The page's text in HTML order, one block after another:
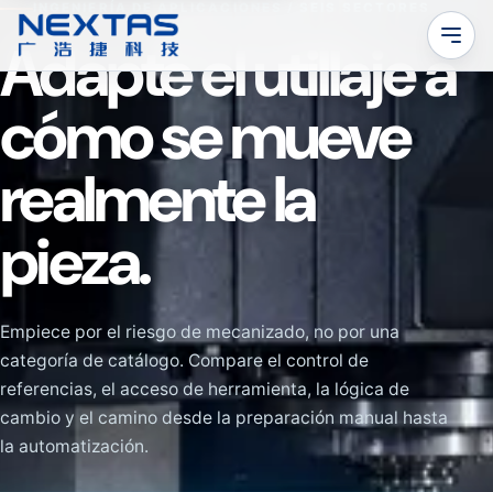
Adapte el utillaje a
cómo se mueve
realmente la
pieza.
Empiece por el riesgo de mecanizado, no por una
categoría de catálogo. Compare el control de
referencias, el acceso de herramienta, la lógica de
cambio y el camino desde la preparación manual hasta
la automatización.